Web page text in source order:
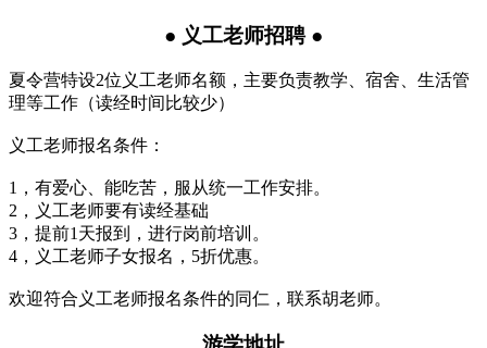
● 义工老师招聘 ●
夏令营特设2位义工老师名额，主要负责教学、宿舍、生活管
理等工作（读经时间比较少）
义工老师报名条件：
1，有爱心、能吃苦，服从统一工作安排。
2，义工老师要有读经基础
3，提前1天报到，进行岗前培训。
4，义工老师子女报名，5折优惠。
欢迎符合义工老师报名条件的同仁，联系胡老师。